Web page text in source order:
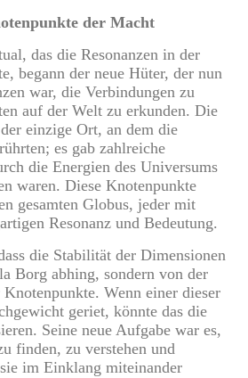
der Macht
das die Resonanzen in der
begann der neue Hüter, der nun
war, die Verbindungen zu
auf der Welt zu erkunden. Die
einzige Ort, an dem die
es gab zahlreiche
die Energien des Universums
waren. Diese Knotenpunkte
gesamten Globus, jeder mit
Resonanz und Bedeutung.
die Stabilität der Dimensionen
Borg abhing, sondern von der
Wenn einer dieser
geriet, könnte das die
Seine neue Aufgabe war es,
finden, zu verstehen und
im Einklang miteinander